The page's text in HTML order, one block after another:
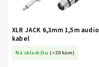
XLR JACK 6,3mm 1,5m audio
kabel
Na skladištu (>20 kom)